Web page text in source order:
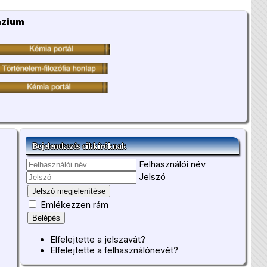
Bejelentkezés cikkíróknak
Felhasználói név
Jelszó
Jelszó megjelenítése
Emlékezzen rám
Belépés
Elfelejtette a jelszavát?
Elfelejtette a felhasználónevét?